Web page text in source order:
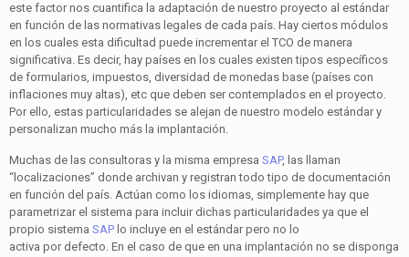
este factor nos cuantifica la adaptación de nuestro proyecto al estándar
en función de las normativas legales de cada país. Hay ciertos módulos
en los cuales esta dificultad puede incrementar el TCO de manera
significativa. Es decir, hay países en los cuales existen tipos específicos
de formularios, impuestos, diversidad de monedas base (países con
inflaciones muy altas), etc que deben ser contemplados en el proyecto.
Por ello, estas particularidades se alejan de nuestro modelo estándar y
personalizan mucho más la implantación.
Muchas de las consultoras y la misma empresa SAP, las llaman
“localizaciones” donde archivan y registran todo tipo de documentación
en función del país. Actúan como los idiomas, simplemente hay que
parametrizar el sistema para incluir dichas particularidades ya que el
propio sistema SAP lo incluye en el estándar pero no lo
activa por defecto. En el caso de que en una implantación no se disponga